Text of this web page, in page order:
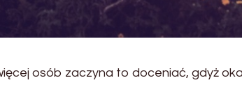
osób zaczyna to doceniać, gdyż